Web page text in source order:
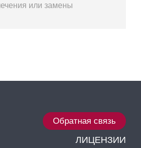
или замены
Обратная связь
ЛИЦЕНЗИИ